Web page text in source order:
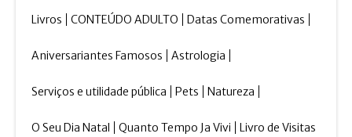
Livros CONTEÚDO ADULTO Datas Comemorativas
Aniversariantes Famosos Astrologia
Serviços e utilidade pública Pets Natureza
O Seu Dia Natal Quanto Tempo Ja Vivi Livro de Visitas